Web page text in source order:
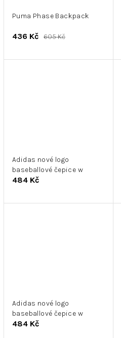
Puma Phase Backpack
436 Kč 605 Kč
Adidas nové logo
baseballové čepice w
484 Kč
Adidas nové logo
baseballové čepice w
484 Kč